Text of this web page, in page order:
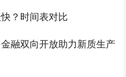
？时间表对比
融双向开放助力新质生产